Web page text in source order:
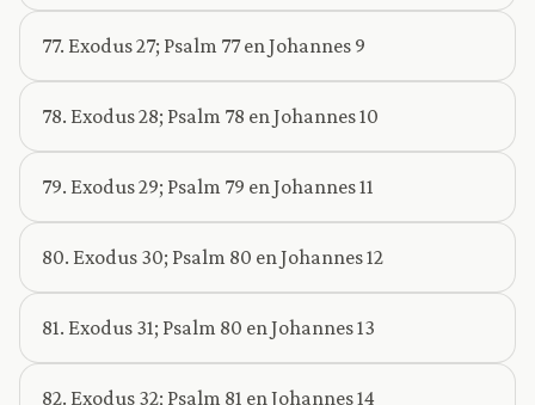
77. Exodus 27; Psalm 77 en Johannes 9
78. Exodus 28; Psalm 78 en Johannes 10
79. Exodus 29; Psalm 79 en Johannes 11
80. Exodus 30; Psalm 80 en Johannes 12
81. Exodus 31; Psalm 80 en Johannes 13
82. Exodus 32; Psalm 81 en Johannes 14